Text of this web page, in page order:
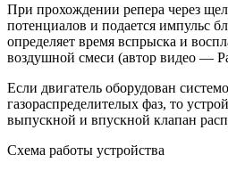
При прохождении репера через
потенциалов и подается импульс
определяет время вспрыска и
воздушной смеси (автор видео —
Если двигатель оборудован
газораспределителых фаз, то
выпускной и впускной клапан
Схема работы устройства